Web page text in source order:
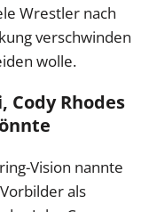
Wrestler nach
verschwinden
wolle.
Cody Rhodes
Vision nannte
als